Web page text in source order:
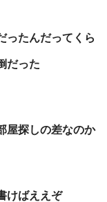
ったんだってくら
だった
屋探しの差なのか
けばええぞ